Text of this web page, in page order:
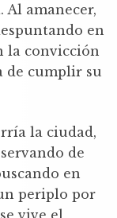
amanecer,
en
la convicción
de cumplir su
la ciudad,
de
en
periplo por
vive el